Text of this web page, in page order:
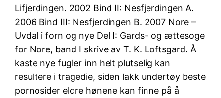
Lifjerdingen. 2002 Bind II: Nesfjerdingen A.
2006 Bind III: Nesfjerdingen B. 2007 Nore –
Uvdal i forn og nye Del I: Gards- og ættesoge
for Nore, band I skrive av T. K. Loftsgard. Å
kaste nye fugler inn helt plutselig kan
resultere i tragedie, siden lakk undertøy beste
pornosider eldre hønene kan finne på å